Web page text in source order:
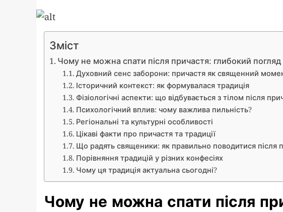
Зміст
Чому не можна спати після причастя: глибокий погляд
Духовний сенс заборони: причастя як священний
Історичний контекст: як формувалася традиція
Фізіологічні аспекти: що відбувається з тілом після
Психологічний вплив: чому важлива пильність?
Регіональні та культурні особливості
Цікаві факти про причастя та традиції
Що радять священики: як правильно поводитися після
Порівняння традицій у різних конфесіях
Чому ця традиція актуальна сьогодні?
Чому не можна спати після